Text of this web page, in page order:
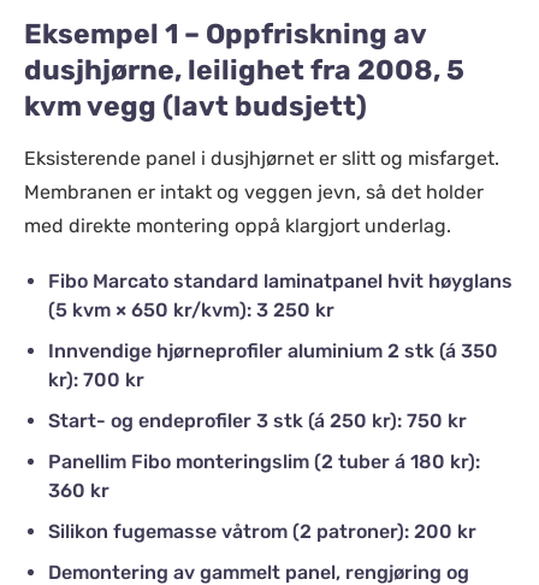
Eksempel 1 – Oppfriskning av
dusjhjørne, leilighet fra 2008, 5
kvm vegg (lavt budsjett)
Eksisterende panel i dusjhjørnet er slitt og misfarget.
Membranen er intakt og veggen jevn, så det holder
med direkte montering oppå klargjort underlag.
Fibo Marcato standard laminatpanel hvit høyglans
(5 kvm × 650 kr/kvm): 3 250 kr
Innvendige hjørneprofiler aluminium 2 stk (á 350
kr): 700 kr
Start- og endeprofiler 3 stk (á 250 kr): 750 kr
Panellim Fibo monteringslim (2 tuber á 180 kr):
360 kr
Silikon fugemasse våtrom (2 patroner): 200 kr
Demontering av gammelt panel, rengjøring og